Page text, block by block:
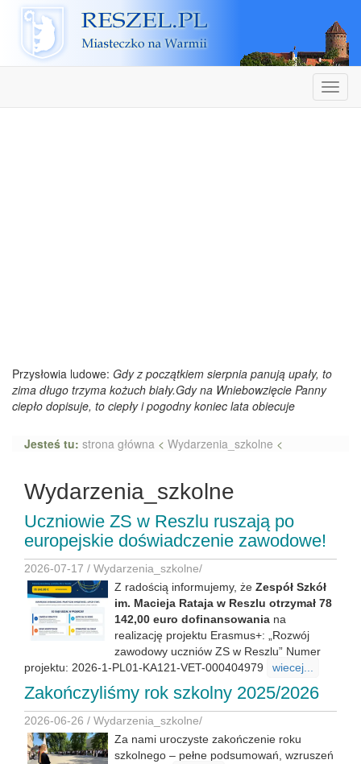
Reszel
Przysłowia ludowe: Gdy z początkiem sierpnia panują upały, to
zima długo trzyma kożuch biały.Gdy na Wniebowzięcie Panny
ciepło dopisuje, to ciepły i pogodny koniec lata obiecuje
Jesteś tu: strona główna < Wydarzenia_szkolne <
Wydarzenia_szkolne
Uczniowie ZS w Reszlu ruszają po
europejskie doświadczenie zawodowe!
2026-07-17 / Wydarzenia_szkolne/
Z radością informujemy, że Zespół Szkół
im. Macieja Rataja w Reszlu otrzymał 78
142,00 euro dofinansowania na
realizację projektu Erasmus+: „Rozwój
zawodowy uczniów ZS w Reszlu” Numer
projektu: 2026-1-PL01-KA121-VET-000404979
wiecej...
Zakończyliśmy rok szkolny 2025/2026
2026-06-26 / Wydarzenia_szkolne/
Za nami uroczyste zakończenie roku
szkolnego – pełne podsumowań, wzruszeń